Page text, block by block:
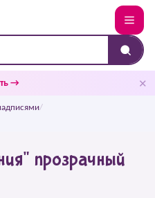
→ ✕
/
прозрачный